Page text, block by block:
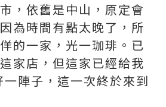
，依舊是中山，原定會
為時間有點太晚了，所
的一家，光一珈琲。已
家店，但這家已經給我
陣子，這一次終於來到